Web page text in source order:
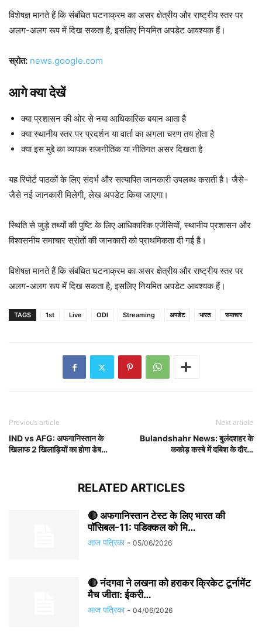
विशेषज्ञ मानते हैं कि संबंधित घटनाक्रम का असर क्षेत्रीय और राष्ट्रीय स्तर पर
अलग-अलग रूप में दिख सकता है, इसलिए नियमित अपडेट आवश्यक हैं।
स्रोत: news.google.com
आगे क्या देखें
क्या प्रशासन की ओर से नया आधिकारिक बयान आता है
क्या स्थानीय स्तर पर प्रदर्शन या वार्ता का अगला चरण तय होता है
क्या इस मुद्दे का व्यापक राजनीतिक या नीतिगत असर दिखता है
यह रिपोर्ट पाठकों के लिए संदर्भ और सत्यापित जानकारी उपलब्ध कराती है। जैसे-
जैसे नई जानकारी मिलेगी, लेख अपडेट किया जाएगा।
स्थिति से जुड़े तथ्यों की पुष्टि के लिए आधिकारिक एजेंसियों, स्थानीय प्रशासन और
विश्वसनीय समाचार स्रोतों की जानकारी को प्राथमिकता दी गई है।
विशेषज्ञ मानते हैं कि संबंधित घटनाक्रम का असर क्षेत्रीय और राष्ट्रीय स्तर पर
अलग-अलग रूप में दिख सकता है, इसलिए नियमित अपडेट आवश्यक हैं।
TAGS 1st Live ODI Streaming अपडेट भारत समाचार
Previous article
IND vs AFG: अफगानिस्तान के
खिलाफ 2 खिलाड़ियों का होगा डेब…
Next article
Bulandshahr News: बुलंदशहर के
ककोड़ कस्बे में दबिश के दौर…
RELATED ARTICLES
🔴 अफगानिस्तान टेस्ट के लिए भारत की
पॉसिबल-11: पडिक्कल को मि…
आज पत्रिका - 05/06/2026
🔴 नंदगवा ने लखना को हराकर क्रिकेट टूर्नामेंट
मैच जीता: ईकरी…
आज पत्रिका - 04/06/2026